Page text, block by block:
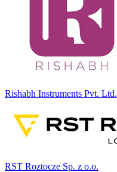
Rishabh Instruments Pvt. Ltd.
RST Roztocze Sp. z o.o.